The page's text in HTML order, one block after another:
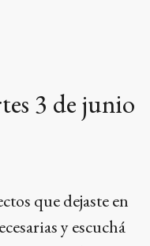
3 de junio
que dejaste en
y escuchá